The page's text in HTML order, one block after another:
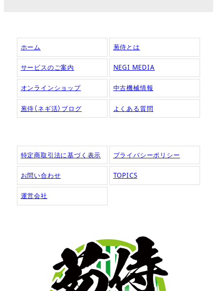
ホーム 葱侍とは
サービスのご案内 NEGI MEDIA
オンラインショップ 中古機械情報
葱侍（ネギ活）ブログ よくある質問
特定商取引法に基づく表示 プライバシーポリシー
お問い合わせ TOPICS
運営会社